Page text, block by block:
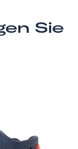
Sie